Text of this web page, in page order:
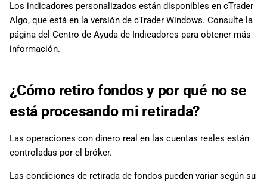
Los indicadores personalizados están disponibles en cTrader
Algo, que está en la versión de cTrader Windows. Consulte la
página del Centro de Ayuda de Indicadores para obtener más
información.
¿Cómo retiro fondos y por qué no se
está procesando mi retirada?
Las operaciones con dinero real en las cuentas reales están
controladas por el bróker.
Las condiciones de retirada de fondos pueden variar según su